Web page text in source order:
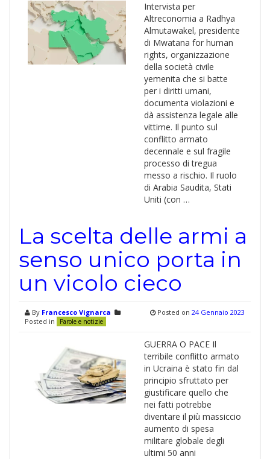
Intervista per
Altreconomia a Radhya
Almutawakel, presidente
di Mwatana for human
rights, organizzazione
della società civile
yemenita che si batte
per i diritti umani,
documenta violazioni e
dà assistenza legale alle
vittime. Il punto sul
conflitto armato
decennale e sul fragile
processo di tregua
messo a rischio. Il ruolo
di Arabia Saudita, Stati
Uniti (con …
La scelta delle armi a
senso unico porta in
un vicolo cieco
By Francesco Vignarca
Posted in
Parole e notizie
Posted on 24 Gennaio 2023
GUERRA O PACE Il
terribile conflitto armato
in Ucraina è stato fin dal
principio sfruttato per
giustificare quello che
nei fatti potrebbe
diventare il più massiccio
aumento di spesa
militare globale degli
ultimi 50 anni